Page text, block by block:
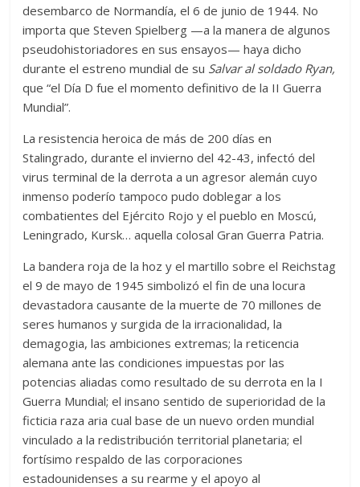
desembarco de Normandía, el 6 de junio de 1944. No
importa que Steven Spielberg —a la manera de algunos
pseudohistoriadores en sus ensayos— haya dicho
durante el estreno mundial de su Salvar al soldado Ryan,
que “el Día D fue el momento definitivo de la II Guerra
Mundial”.
La resistencia heroica de más de 200 días en
Stalingrado, durante el invierno del 42-43, infectó del
virus terminal de la derrota a un agresor alemán cuyo
inmenso poderío tampoco pudo doblegar a los
combatientes del Ejército Rojo y el pueblo en Moscú,
Leningrado, Kursk… aquella colosal Gran Guerra Patria.
La bandera roja de la hoz y el martillo sobre el Reichstag
el 9 de mayo de 1945 simbolizó el fin de una locura
devastadora causante de la muerte de 70 millones de
seres humanos y surgida de la irracionalidad, la
demagogia, las ambiciones extremas; la reticencia
alemana ante las condiciones impuestas por las
potencias aliadas como resultado de su derrota en la I
Guerra Mundial; el insano sentido de superioridad de la
ficticia raza aria cual base de un nuevo orden mundial
vinculado a la redistribución territorial planetaria; el
fortísimo respaldo de las corporaciones
estadounidenses a su rearme y el apoyo al